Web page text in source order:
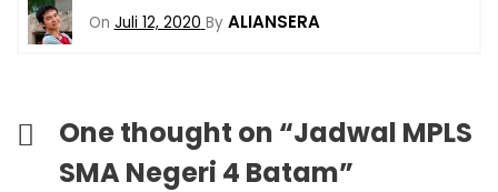
On Juli 12, 2020 By ALIANSERA
One thought on “Jadwal MPLS
SMA Negeri 4 Batam”